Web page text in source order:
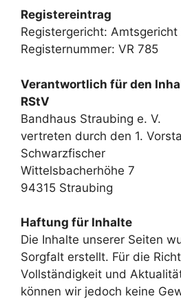
Registereintrag
Registergericht: Amtsgericht
Registernummer: VR 785
Verantwortlich für den
RStV
Bandhaus Straubing e. V.
vertreten durch den 1.
Schwarzfischer
Wittelsbacherhöhe 7
94315 Straubing
Haftung für Inhalte
Die Inhalte unserer Seiten
Sorgfalt erstellt. Für die
Vollständigkeit und
können wir jedoch keine